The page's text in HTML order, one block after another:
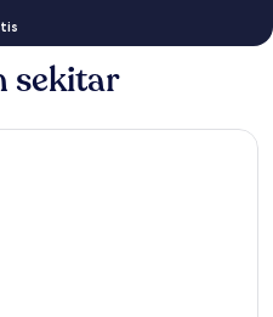
sekitar